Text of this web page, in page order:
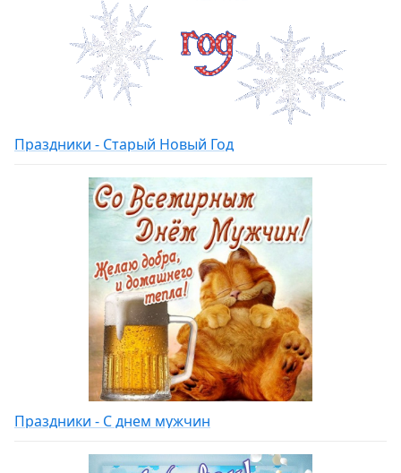
Праздники - Старый Новый Год
Праздники - С днем мужчин